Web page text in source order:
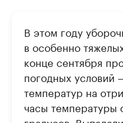
В этом году
в особенно
конце сентября
погодных условий
температур на
часы температуры